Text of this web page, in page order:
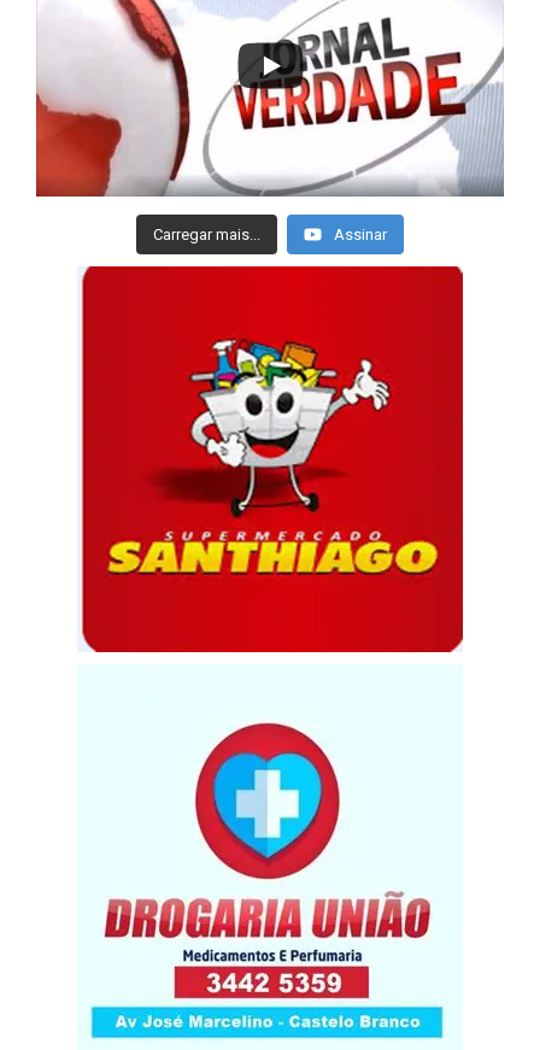
Carregar mais... Assinar